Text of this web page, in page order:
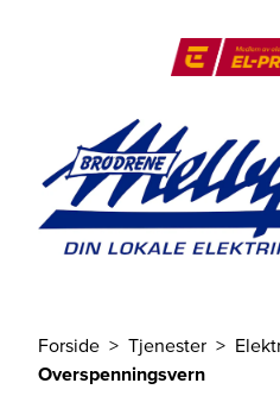
Du er her
Forside Tjenester
Overspenningsvern